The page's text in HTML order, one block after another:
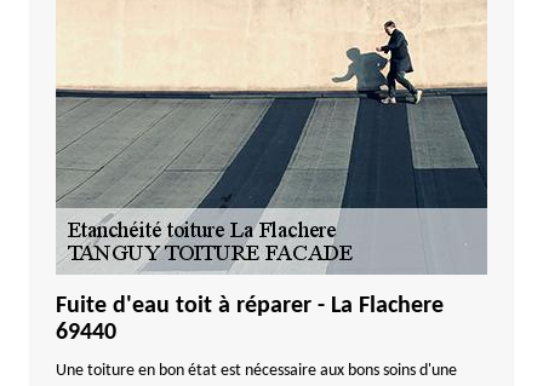
Fuite d'eau toit à réparer - La Flachere
69440
Une toiture en bon état est nécessaire aux bons soins d'une